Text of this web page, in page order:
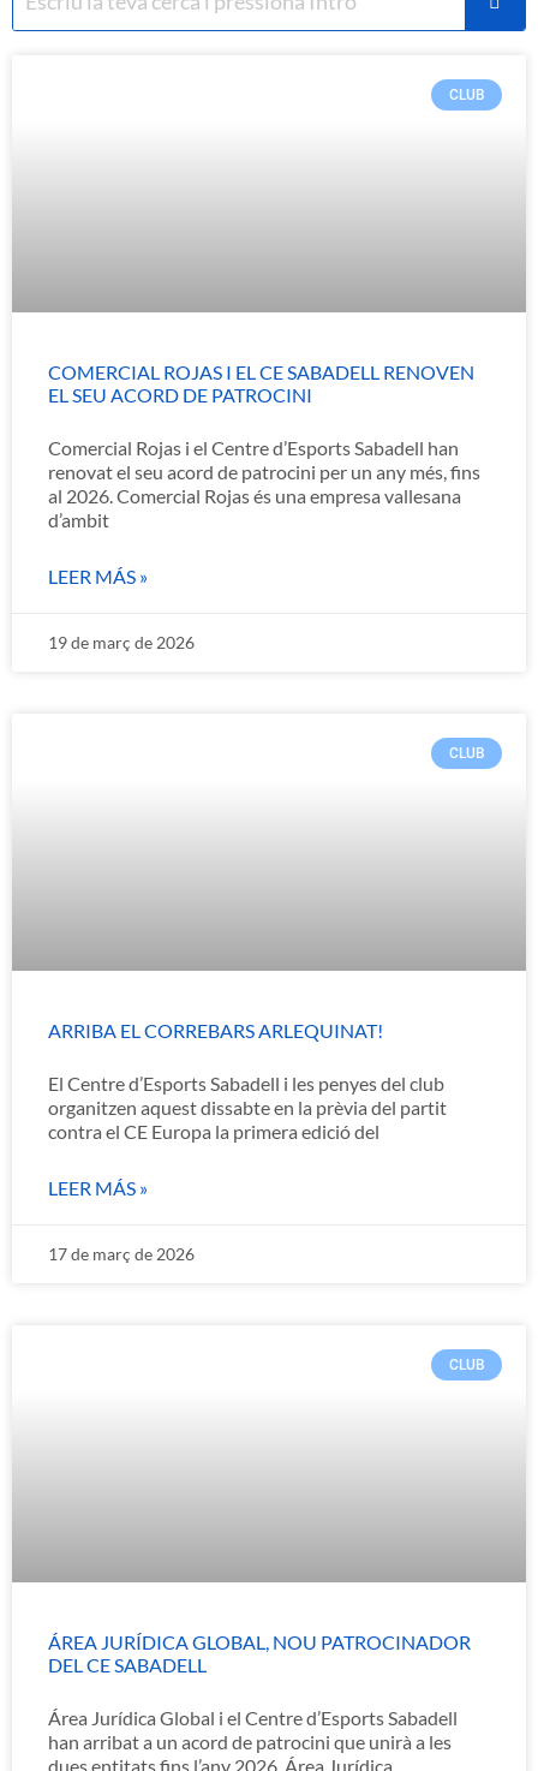
CLUB
COMERCIAL ROJAS I EL CE SABADELL RENOVEN
EL SEU ACORD DE PATROCINI
Comercial Rojas i el Centre d’Esports Sabadell han
renovat el seu acord de patrocini per un any més, fins
al 2026. Comercial Rojas és una empresa vallesana
d’ambit
LEER MÁS »
19 de març de 2026
CLUB
ARRIBA EL CORREBARS ARLEQUINAT!
El Centre d’Esports Sabadell i les penyes del club
organitzen aquest dissabte en la prèvia del partit
contra el CE Europa la primera edició del
LEER MÁS »
17 de març de 2026
CLUB
ÁREA JURÍDICA GLOBAL, NOU PATROCINADOR
DEL CE SABADELL
Área Jurídica Global i el Centre d’Esports Sabadell
han arribat a un acord de patrocini que unirà a les
dues entitats fins l’any 2026. Área Jurídica